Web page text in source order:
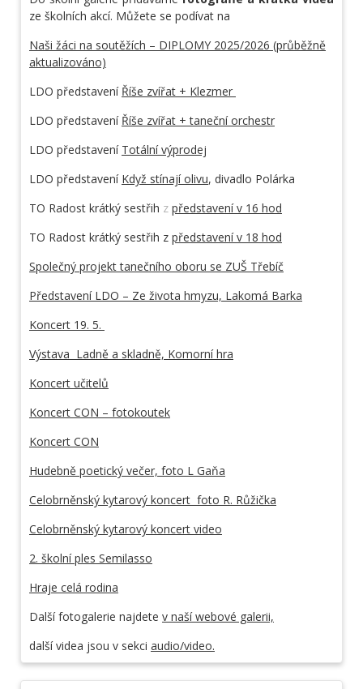
ze školních akcí. Můžete se podívat na
Naši žáci na soutěžích – DIPLOMY 2025/2026 (průběžně
aktualizováno)
LDO představení Říše zvířat + Klezmer
LDO představení Říše zvířat + taneční orchestr
LDO představení Totální výprodej
LDO představení Když stínají olivu, divadlo Polárka
TO Radost krátký sestřih z představení v 16 hod
TO Radost krátký sestřih z představení v 18 hod
Společný projekt tanečního oboru se ZUŠ Třebíč
Představení LDO – Ze života hmyzu, Lakomá Barka
Koncert 19. 5.
Výstava Ladně a skladně, Komorníhra
Koncert učitelů
Koncert CON – fotokoutek
Koncert CON
Hudebně poetický večer, foto L Gaňa
Celobrněnský kytarový koncert foto R. Růžička
Celobrněnský kytarový koncert video
2. školní ples Semilasso
Hraje celá rodina
Další fotogalerie najdete v naší webové galerii,
další videa jsou v sekci audio/video.